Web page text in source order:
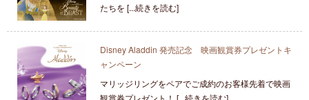
たちを [...続きを読む]
Disney Aladdin 発売記念 映画観賞券プレゼントキ
ャンペーン
マリッジリングをペアでご成約のお客様先着で映画
観賞券プレゼント！ [...続きを読む]